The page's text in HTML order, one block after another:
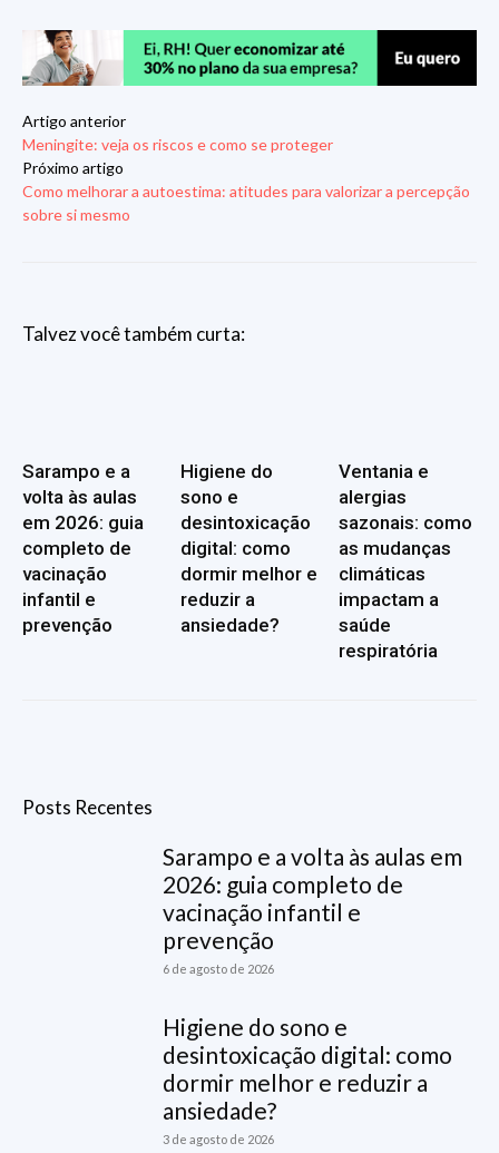
Artigo anterior
Meningite: veja os riscos e como se proteger
Próximo artigo
Como melhorar a autoestima: atitudes para valorizar a percepção
sobre si mesmo
Talvez você também curta:
Sarampo e a
volta às aulas
em 2026: guia
completo de
vacinação
infantil e
prevenção
Higiene do
sono e
desintoxicação
digital: como
dormir melhor e
reduzir a
ansiedade?
Ventania e
alergias
sazonais: como
as mudanças
climáticas
impactam a
saúde
respiratória
Posts Recentes
Sarampo e a volta às aulas em
2026: guia completo de
vacinação infantil e
prevenção
6 de agosto de 2026
Higiene do sono e
desintoxicação digital: como
dormir melhor e reduzir a
ansiedade?
3 de agosto de 2026